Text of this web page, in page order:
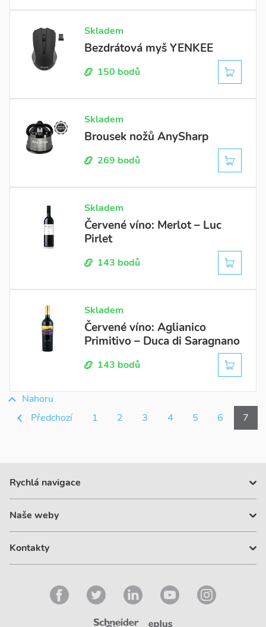
Skladem
Bezdrátová myš YENKEE
150 bodů
Skladem
Brousek nožů AnySharp
269 bodů
Skladem
Červené víno: Merlot – Luc
Pirlet
143 bodů
Skladem
Červené víno: Aglianico
Primitivo – Duca di Saragnano
143 bodů
Nahoru
Předchozí
1 2 3 4 5 6 7
Rychlá navigace
Dárky
Karta eplus
Velkoobchody
Akce
Naše weby
se.com/cz
vypinac.cz
esklady.cz
Kontakty
Zákaznické centrum
+420 225 382 919
Všechny kontakty